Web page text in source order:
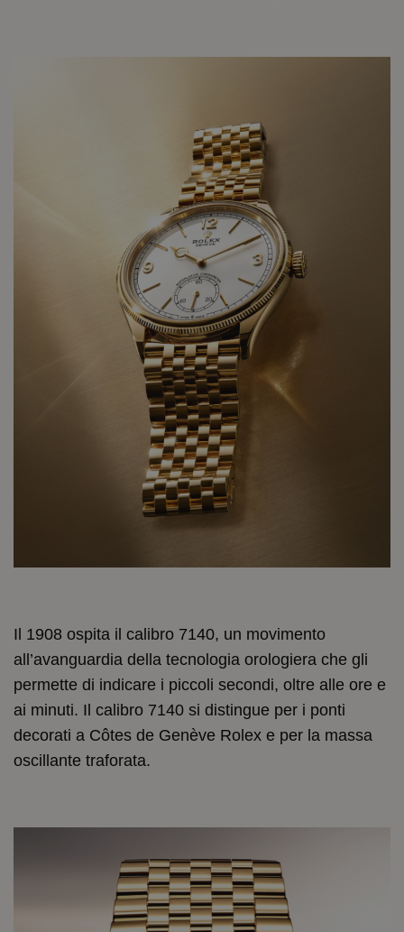
Il 1908 ospita il calibro 7140, un movimento
all’avanguardia della tecnologia orologiera che gli
permette di indicare i piccoli secondi, oltre alle ore e
ai minuti. Il calibro 7140 si distingue per i ponti
decorati a Côtes de Genève Rolex e per la massa
oscillante traforata.